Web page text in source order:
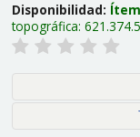
Disponibilidad:
topográfica: